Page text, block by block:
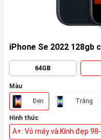
iPhone Se 2022 128gb
64GB
Màu
Đen Trắng
Hình thức
A+: Vỏ máy và Kính đẹp